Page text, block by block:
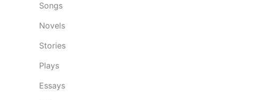
Songs
Novels
Stories
Plays
Essays